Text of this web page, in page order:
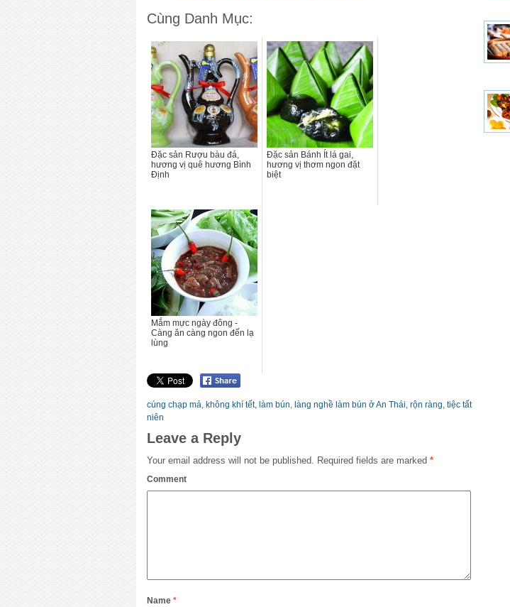
Cùng Danh Mục:
Đặc sản Rượu bàu đá,
hương vị quê hương Bình
Định
Đặc sản Bánh Ít lá gai,
hương vị thơm ngon đặt
biệt
Mắm mực ngày đông -
Càng ăn càng ngon đến lạ
lùng
cúng chạp mả, không khí tết, làm bún, làng nghề làm bún ở An Thái, rộn ràng, tiệc tất
niên
Leave a Reply
Your email address will not be published. Required fields are marked *
Comment
Name *